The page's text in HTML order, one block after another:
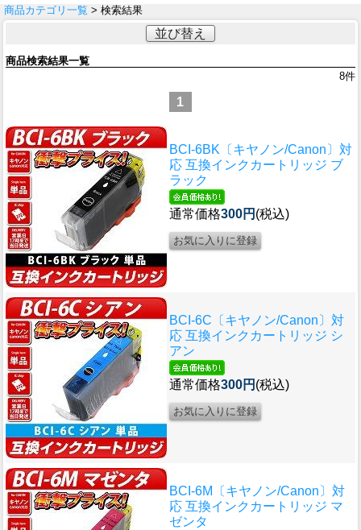
商品カテゴリ一覧 > 検索結果
並び替え
商品検索結果一覧
8件
1
BCI-6BK〔キヤノン/Canon〕対
応 互換インクカートリッジ ブ
ラック
通常価格300円 (税込)
BCI-6C〔キヤノン/Canon〕対
応 互換インクカートリッジ シ
アン
通常価格300円 (税込)
BCI-6M〔キヤノン/Canon〕対
応 互換インクカートリッジ マ
ゼンタ